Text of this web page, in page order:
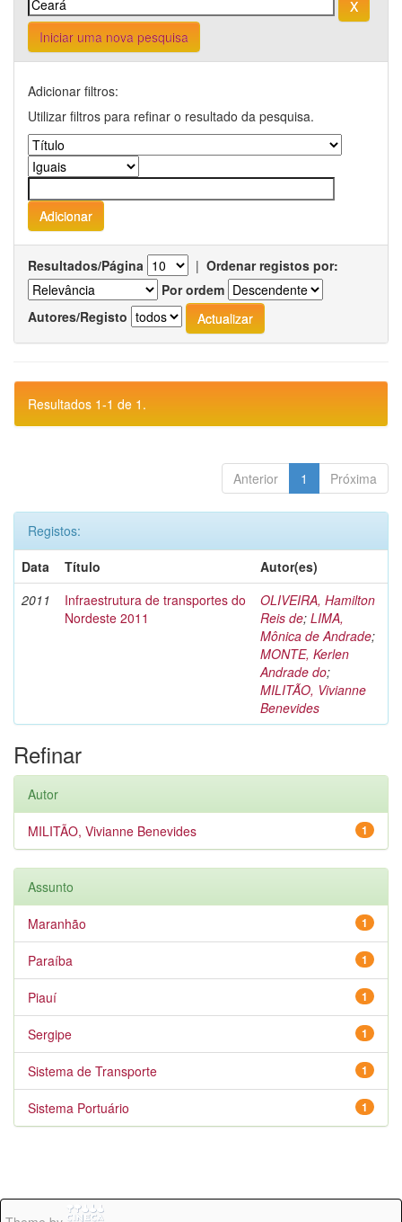
Iniciar uma nova pesquisa
Adicionar filtros:
Utilizar filtros para refinar o resultado da pesquisa.
Resultados/Página | Ordenar registos por:
Por ordem
Autores/Registo
Resultados 1-1 de 1.
Anterior 1 Próxima
Registos:
Data
Título
Autor(es)
2011
Infraestrutura de transportes do
Nordeste 2011
OLIVEIRA, Hamilton
Reis de; LIMA,
Mônica de Andrade;
MONTE, Kerlen
Andrade do;
MILITÃO, Vivianne
Benevides
Refinar
Autor
1
MILITÃO, Vivianne Benevides
Assunto
1
Maranhão
1
Paraíba
1
Piauí
1
Sergipe
1
Sistema de Transporte
1
Sistema Portuário